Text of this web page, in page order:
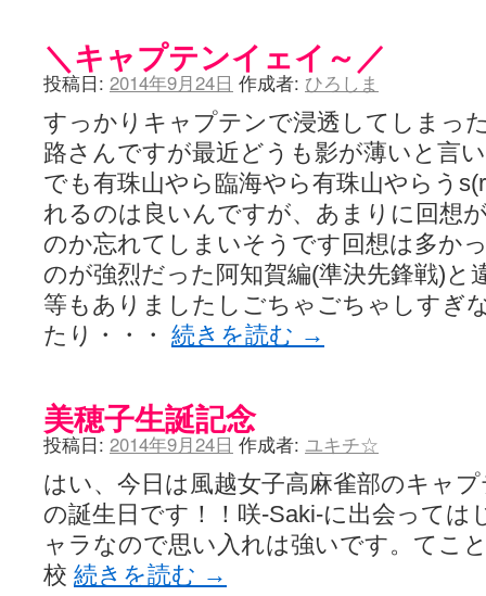
＼キャプテンイェイ～／
投稿日: 2014年9月24日 作成者: ひろしま
すっかりキャプテンで浸透してしまっ
路さんですが最近どうも影が薄いと言
でも有珠山やら臨海やら有珠山やらう
れるのは良いんですが、あまりに回想
のか忘れてしまいそうです回想は多か
のが強烈だった阿知賀編(準決先鋒戦)と
等もありましたしごちゃごちゃしすぎ
たり・・・ 続きを読む →
美穂子生誕記念
投稿日: 2014年9月24日 作成者: ユキチ☆
はい、今日は風越女子高麻雀部のキャ
の誕生日です！！咲-Saki-に出会っては
ャラなので思い入れは強いです。てこ
校 続きを読む →